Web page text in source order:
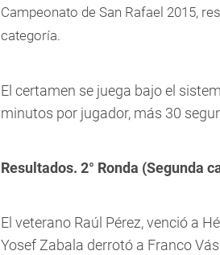
Campeonato de San Rafael 2015,
categoría.
El certamen se juega bajo el
minutos por jugador, más 30
Resultados. 2° Ronda (Segunda
El veterano Raúl Pérez, venció a
Yosef Zabala derrotó a Franco